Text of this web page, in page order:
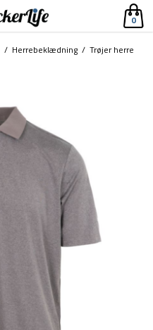
0
/ Herrebeklædning / Trøjer herre